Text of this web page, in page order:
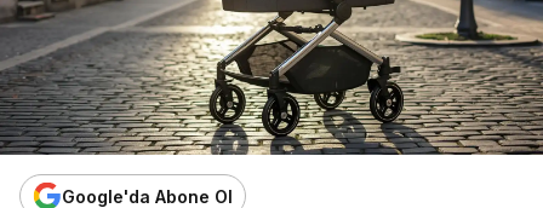
Google'da Abone Ol